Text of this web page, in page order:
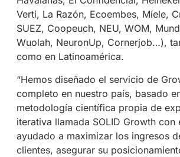
Verti, La Razón, Ecoembes, Míele,
SUEZ, Coopeuch, NEU, WOM,
Wuolah, NeuronUp, Cornerjob…),
como en Latinoamérica.
“Hemos diseñado el servicio de
completo en nuestro país, basado
metodología científica propia de
iterativa llamada SOLID Growth con
ayudado a maximizar los ingresos
clientes, asegurar su